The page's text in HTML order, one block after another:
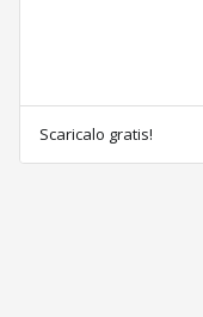
Scaricalo gratis!